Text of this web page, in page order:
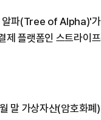
알파(Tree of Alpha)'
제 플랫폼인 스트라
말 가상자산(암호화